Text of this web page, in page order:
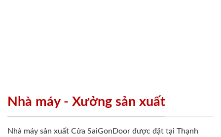
Nhà máy - Xưởng sản xuất
Nhà máy sản xuất Cửa SaiGonDoor được đặt tại Thạnh